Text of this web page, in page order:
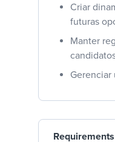
Criar
futuras
Manter
Requirements